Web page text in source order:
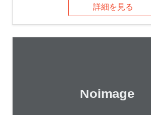
詳細を見る